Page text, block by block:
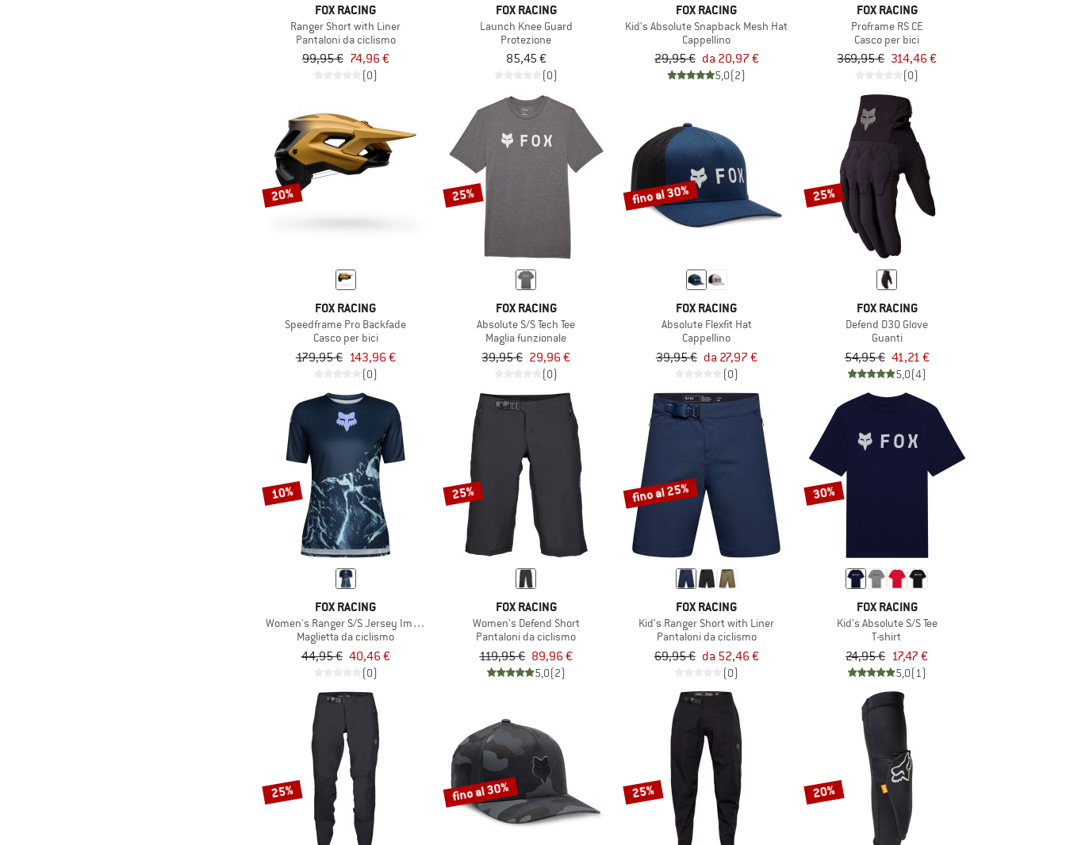
FOX RACING
Ranger Short with Liner
Pantaloni da ciclismo
99,95 € 74,96 €
(0)
FOX RACING
Launch Knee Guard
Protezione
85,45 €
(0)
FOX RACING
Kid's Absolute Snapback Mesh Hat
Cappellino
29,95 € da 20,97 €
5,0(2)
FOX RACING
Proframe RS CE
Casco per bici
369,95 € 314,46 €
(0)
20%
FOX RACING
Speedframe Pro Backfade
Casco per bici
179,95 € 143,96 €
(0)
25%
FOX RACING
Absolute S/S Tech Tee
Maglia funzionale
39,95 € 29,96 €
(0)
fino al 30%
FOX RACING
Absolute Flexfit Hat
Cappellino
39,95 € da 27,97 €
(0)
25%
FOX RACING
Defend D3O Glove
Guanti
54,95 € 41,21 €
5,0(4)
10%
FOX RACING
Women's Ranger S/S Jersey Image Print
Maglietta da ciclismo
44,95 € 40,46 €
(0)
25%
FOX RACING
Women's Defend Short
Pantaloni da ciclismo
119,95 € 89,96 €
5,0(2)
fino al 25%
FOX RACING
Kid's Ranger Short with Liner
Pantaloni da ciclismo
69,95 € da 52,46 €
(0)
30%
FOX RACING
Kid's Absolute S/S Tee
T-shirt
24,95 € 17,47 €
5,0(1)
25% fino al 30% 25% 20%